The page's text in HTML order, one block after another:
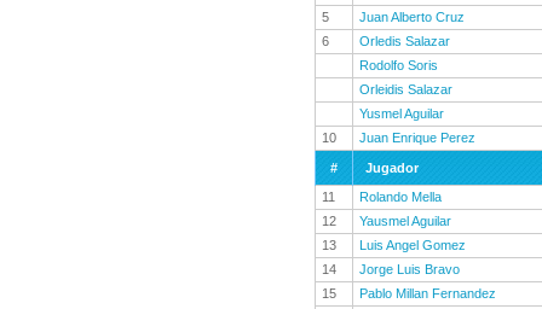
5
Juan Alberto Cruz
6
Orledis Salazar
Rodolfo Soris
Orleidis Salazar
Yusmel Aguilar
10
Juan Enrique Perez
#
Jugador
11
Rolando Mella
12
Yausmel Aguilar
13
Luis Angel Gomez
14
Jorge Luis Bravo
15
Pablo Millan Fernandez